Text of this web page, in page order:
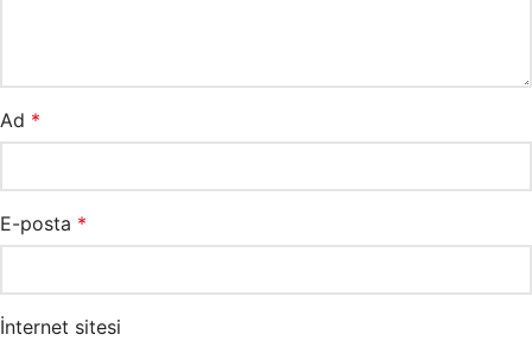
Ad *
E-posta *
İnternet sitesi